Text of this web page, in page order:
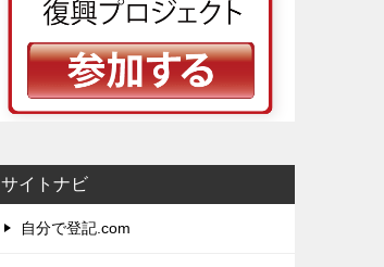
サイトナビ
自分で登記.com